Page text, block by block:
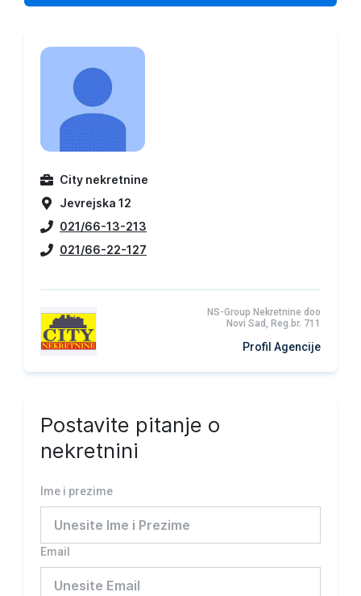
City nekretnine
Jevrejska 12
021/66-13-213
021/66-22-127
NS-Group Nekretnine doo
Novi Sad, Reg.br. 711
Profil Agencije
Postavite pitanje o
nekretnini
Ime i prezime
Email